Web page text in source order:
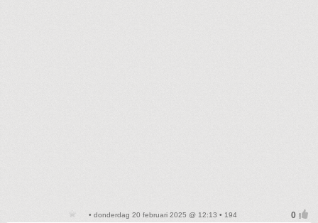
• donderdag 20 februari 2025 @ 12:13 • 194